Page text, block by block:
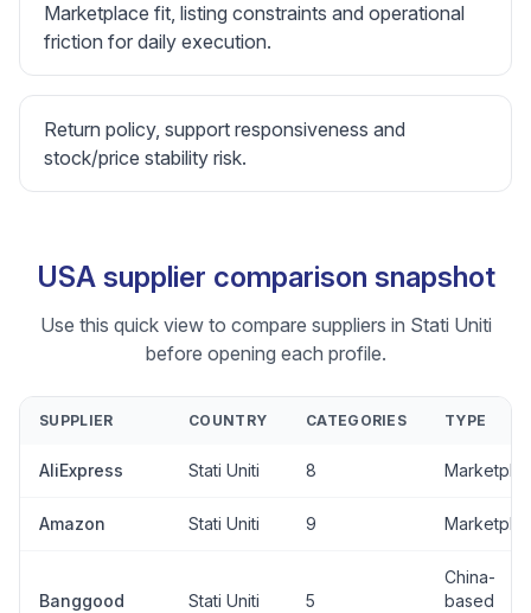
Marketplace fit, listing constraints and operational
friction for daily execution.
Return policy, support responsiveness and
stock/price stability risk.
USA supplier comparison snapshot
Use this quick view to compare suppliers in Stati Uniti
before opening each profile.
SUPPLIER COUNTRY CATEGORIES TYPE
AliExpress Stati Uniti 8
Amazon Stati Uniti 9
Banggood Stati Uniti 5
China-
based